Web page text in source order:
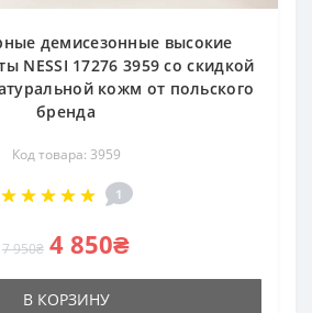
демисезонные высокие
NESSI 17276 3959 со скидкой
кожм от польского
бренда
Код товара: 3959
1
7 950₴ 4 850₴
В КОРЗИНУ